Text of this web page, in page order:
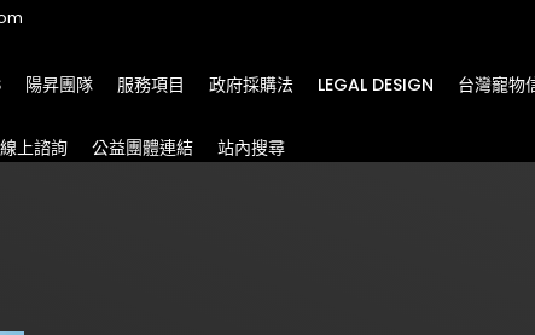
陽昇團隊 服務項目 政府採購法 LEGAL DESIGN 台灣寵物
上諮詢 公益團體連結 站內搜尋